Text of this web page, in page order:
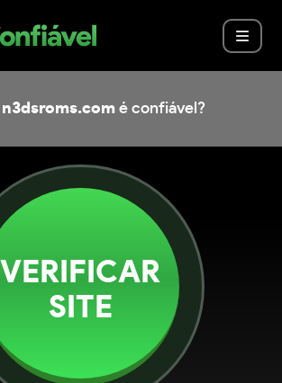
n3dsroms.com é confiável?
VERIFICAR
SITE